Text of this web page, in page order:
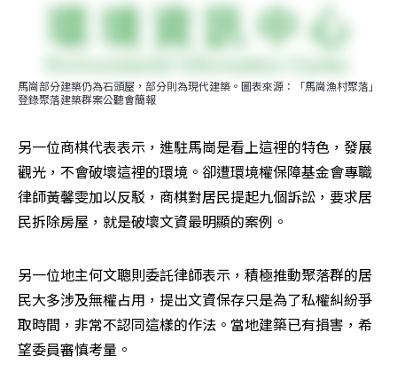
馬崗部分建築仍為石頭屋，部分則為現代建築。圖表來源：「馬崗漁村聚落」
登錄聚落建築群案公聽會簡報
另一位商棋代表表示，進駐馬崗是看上這裡的特色，發展
觀光，不會破壞這裡的環境。卻遭環境權保障基金會專職
律師黃馨雯加以反駁，商棋對居民提起九個訴訟，要求居
民拆除房屋，就是破壞文資最明顯的案例。
另一位地主何文聰則委託律師表示，積極推動聚落群的居
民大多涉及無權占用，提出文資保存只是為了私權糾紛爭
取時間，非常不認同這樣的作法。當地建築已有損害，希
望委員審慎考量。